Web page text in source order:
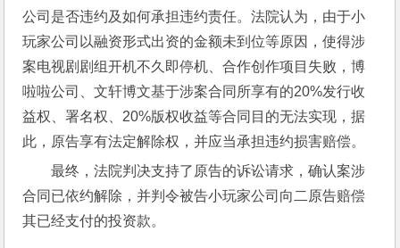
公司是否违约及如何承担违约责任。法院认为，由于小
玩家公司以融资形式出资的金额未到位等原因，使得涉
案电视剧剧组开机不久即停机、合作创作项目失败，博
啦啦公司、文轩博文基于涉案合同所享有的20%发行收
益权、署名权、20%版权收益等合同目的无法实现，据
此，原告享有法定解除权，并应当承担违约损害赔偿。
最终，法院判决支持了原告的诉讼请求，确认案涉
合同已依约解除，并判令被告小玩家公司向二原告赔偿
其已经支付的投资款。